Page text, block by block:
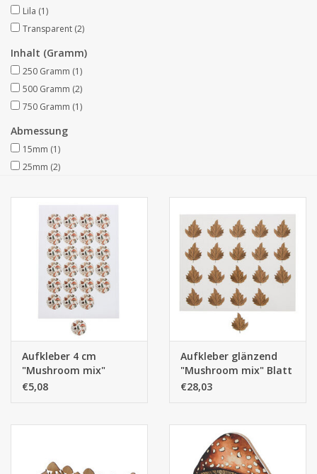
Lila (1)
Transparent (2)
Inhalt (Gramm)
250 Gramm (1)
500 Gramm (2)
750 Gramm (1)
Abmessung
15mm (1)
25mm (2)
Aufkleber 4 cm
"Mushroom mix"
€5,08
Aufkleber glänzend
"Mushroom mix" Blatt
€28,03